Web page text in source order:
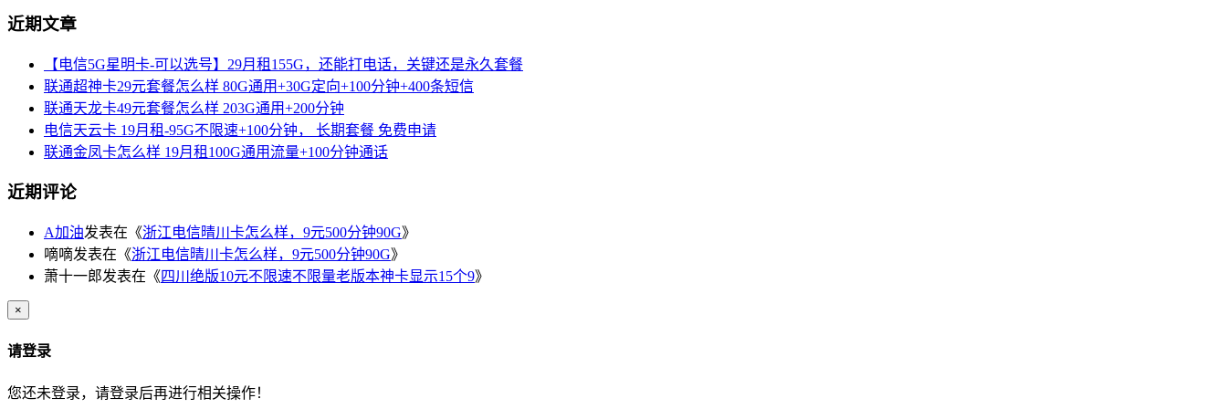
近期文章
【电信5G星明卡-可以选号】29月租155G，还能打电话，关键还是永久套餐
联通超神卡29元套餐怎么样 80G通用+30G定向+100分钟+400条短信
联通天龙卡49元套餐怎么样 203G通用+200分钟
电信天云卡 19月租-95G不限速+100分钟， 长期套餐 免费申请
联通金凤卡怎么样 19月租100G通用流量+100分钟通话
近期评论
A加油发表在《浙江电信晴川卡怎么样，9元500分钟90G》
嘀嘀发表在《浙江电信晴川卡怎么样，9元500分钟90G》
萧十一郎发表在《四川绝版10元不限速不限量老版本神卡显示15个9》
×
请登录
您还未登录，请登录后再进行相关操作！